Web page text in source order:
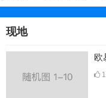
现地
欧